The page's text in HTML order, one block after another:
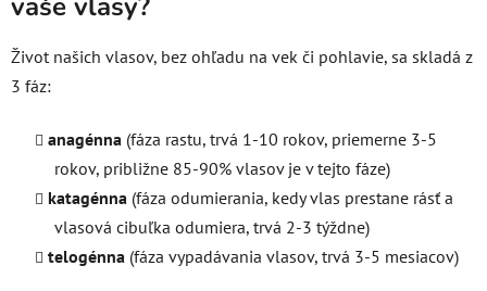
Život našich vlasov, bez ohľadu na vek či pohlavie, sa skladá z
3 fáz:
anagénna (fáza rastu, trvá 1-10 rokov, priemerne 3-5
rokov, približne 85-90% vlasov je v tejto fáze)
katagénna (fáza odumierania, kedy vlas prestane rásť a
vlasová cibuľka odumiera, trvá 2-3 týždne)
telogénna (fáza vypadávania vlasov, trvá 3-5 mesiacov)